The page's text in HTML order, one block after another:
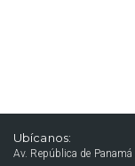
Ubícanos:
Av. República de